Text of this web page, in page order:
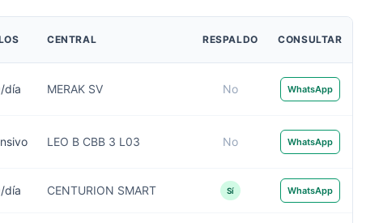
CENTRAL RESPALDO CONSULTAR
día MERAK SV No WhatsApp
LEO B CBB 3 L03 No WhatsApp
día CENTURION SMART Sí WhatsApp